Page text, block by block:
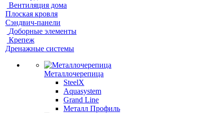
Вентиляция дома
Плоская кровля
Сэндвич-панели
Доборные элементы
Крепеж
Дренажные системы
Металлочерепица
SteelX
Aquasystem
Grand Line
Металл Профиль